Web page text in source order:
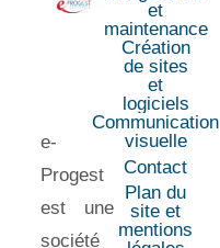
e-
Progest
est une
société
et
maintenance
Création
de sites
et
logiciels
Communication
visuelle
Contact
Plan du
site et
mentions